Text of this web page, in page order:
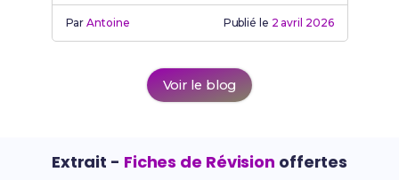
motivé.
ParAntoine Publié le 2 avril 2026
Voir le blog
Extrait - Fiches de Révision offertes